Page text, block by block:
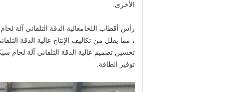
الأخرى.
رأس أقطاب اللحامعالية الدقة التلقائي آلة
، مما يقلل من تكاليف الإنتاج عالية الدقة
تحسين تصميم عالية الدقة التلقائي آلة لحام
توفير الطاقة.